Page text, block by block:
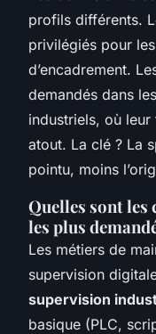
profils différents.
privilégiés pour
d’encadrement.
demandés dans
industriels, où
atout. La clé ? La
pointu, moins
Quelles sont les
les plus
Les métiers de
supervision
supervision
basique (PLC,